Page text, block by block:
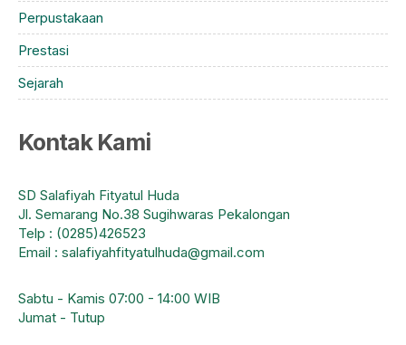
Perpustakaan
Prestasi
Sejarah
Kontak Kami
SD Salafiyah Fityatul Huda
Jl. Semarang No.38 Sugihwaras Pekalongan
Telp : (0285)426523
Email : salafiyahfityatulhuda@gmail.com
Sabtu - Kamis 07:00 - 14:00 WIB
Jumat - Tutup